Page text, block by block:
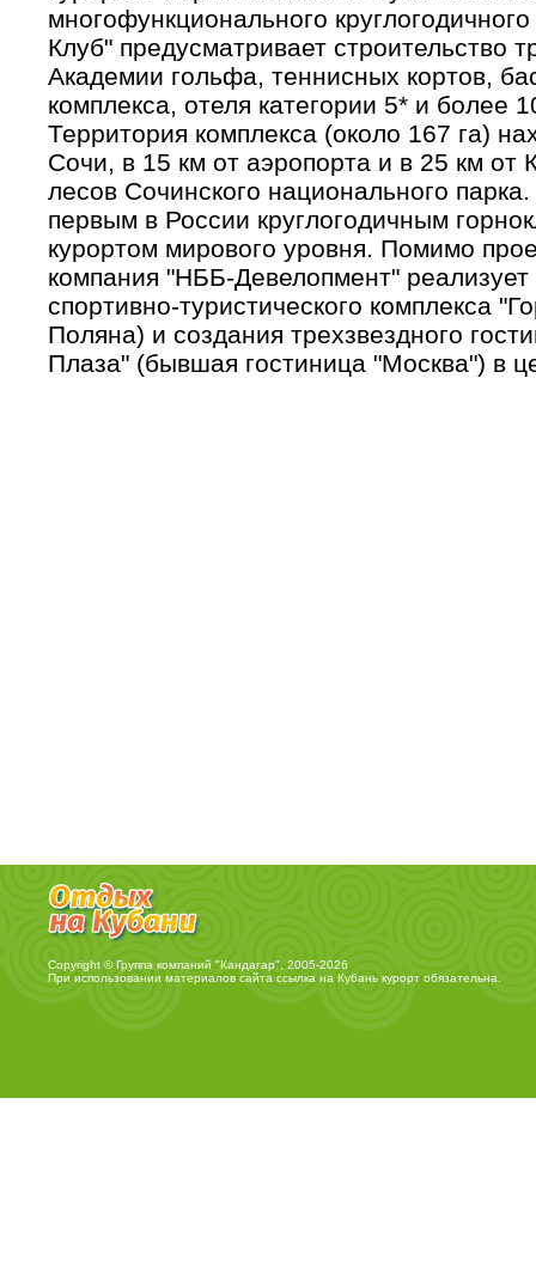
многофункционального
Клуб" предусматривает строительство
Академии гольфа, теннисных кортов,
комплекса, отеля категории 5* и более
Территория комплекса (около 167 га)
Сочи, в 15 км от аэропорта и в 25 км
лесов Сочинского национального
первым в России круглогодичным
курортом мирового уровня. Помимо
компания "НББ-Девелопмент" реализует
спортивно-туристического комплекса
Поляна) и создания трехзвездного
Плаза" (бывшая гостиница "Москва") в
Copyright © Группа компаний "Кандагар", 2005-2026
При использовании материалов сайта ссылка на Кубань курортобязательна.